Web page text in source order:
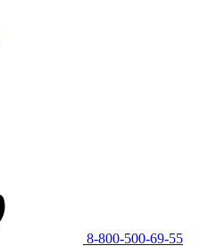
8-800-500-69-55